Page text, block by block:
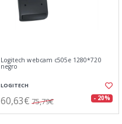
Logitech webcam c505e 1280*720
negro
LOGITECH
60,63€ 75,79€ - 20%